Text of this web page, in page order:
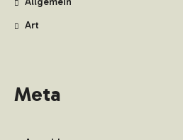
Art
Meta